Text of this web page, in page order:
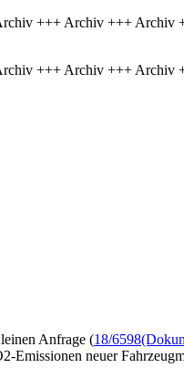
+++ Archiv +++ Archiv
+++ Archiv +++ Archiv
Anfrage (18/6598
Emissionen neuer